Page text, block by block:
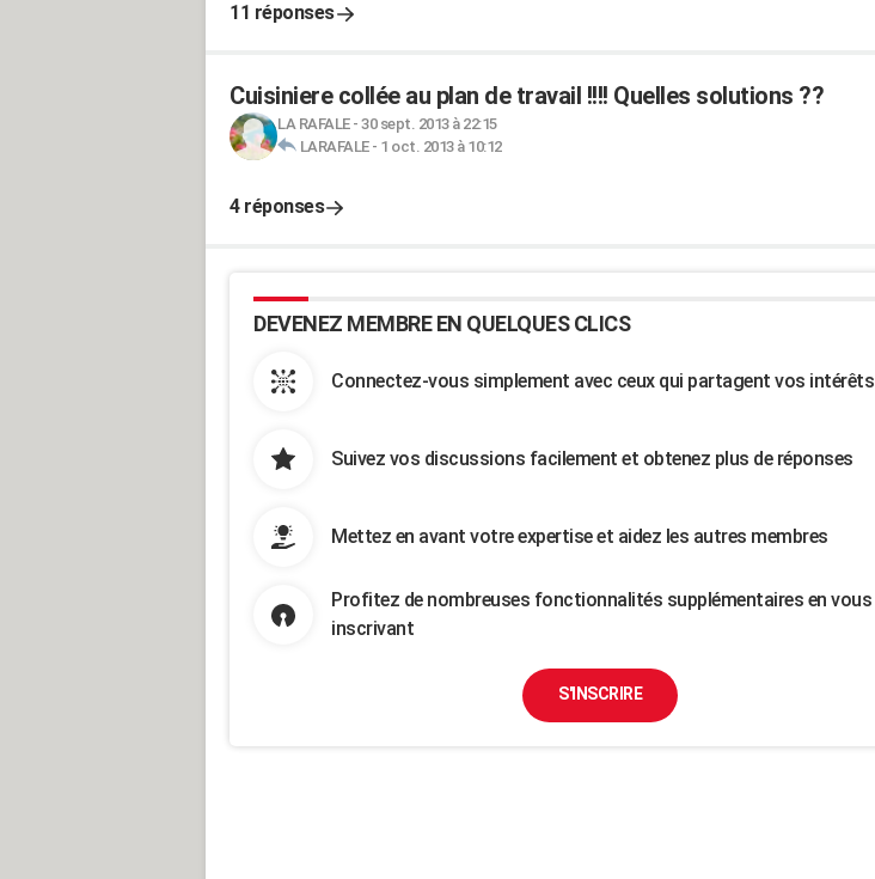
11 réponses
Cuisiniere collée au plan de travail !!!! Quelles solutions ??
LA RAFALE- 30 sept. 2013 à 22:15
LARAFALE- 1 oct. 2013 à 10:12
4 réponses
DEVENEZ MEMBRE EN QUELQUES CLICS
Connectez-vous simplement avec ceux qui partagent vos intérêts
Suivez vos discussions facilement et obtenez plus de réponses
Mettez en avant votre expertise et aidez les autres membres
Profitez de nombreuses fonctionnalités supplémentaires en vous
inscrivant
S'INSCRIRE